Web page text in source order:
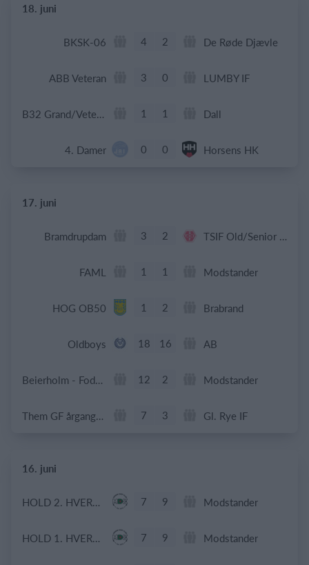
18. juni
BKSK-06 4 2 De Røde Djævle
ABB Veteran 3 0 LUMBY IF
B32 Grand/Veteran 1 1 Dall
4. Damer 0 0 Horsens HK
17. juni
Bramdrupdam 3 2 TSIF Old/Senior Old Boys
FAML 1 1 Modstander
HOG OB50 1 2 Brabrand
Oldboys 18 16 AB
Beierholm - Fodbold 12 2 Modstander
Them GF årgang 2014 7 3 Gl. Rye IF
16. juni
HOLD 2. HVERDAGSTURNERINGEN. 7 9 Modstander
HOLD 1. HVERDAGSTURNERINGEN. 7 9 Modstander